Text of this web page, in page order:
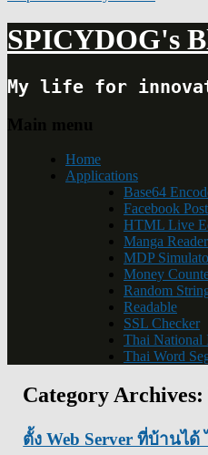
SPICYDOG's
My life for
Main menu
Home
Applications
Base64
Facebook
HTML Live
Manga Reader
MDP
Money
Random
Readable
SSL Checker
Thai National
Thai Word
Category
ตั้ง Web Server ที่บ้านได้